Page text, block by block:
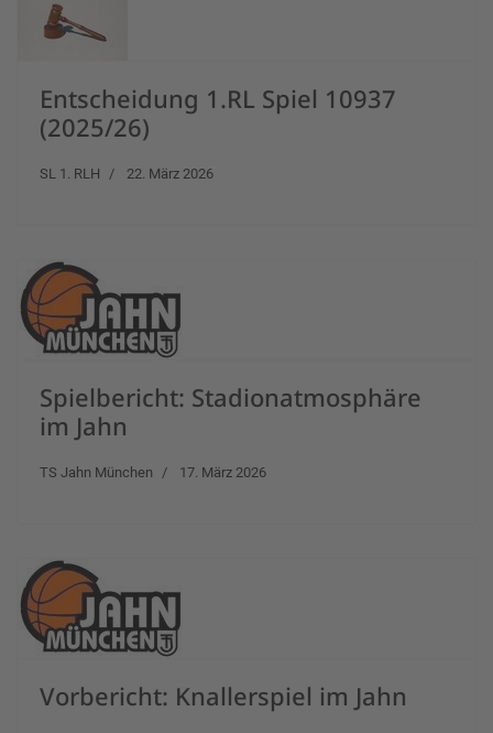
Entscheidung 1.RL Spiel 10937
(2025/26)
SL 1. RLH 22. März 2026
Spielbericht: Stadionatmosphäre
im Jahn
TS Jahn München 17. März 2026
Vorbericht: Knallerspiel im Jahn